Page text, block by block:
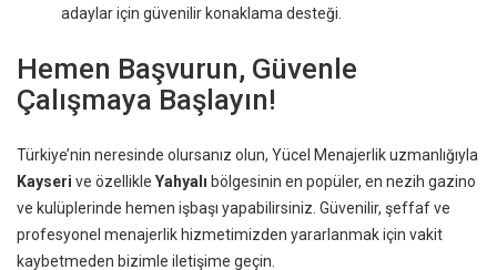
adaylar için güvenilir konaklama desteği.
Hemen Başvurun, Güvenle
Çalışmaya Başlayın!
Türkiye’nin neresinde olursanız olun, Yücel Menajerlik uzmanlığıyla
Kayseri ve özellikle Yahyalı bölgesinin en popüler, en nezih gazino
ve kulüplerinde hemen işbaşı yapabilirsiniz. Güvenilir, şeffaf ve
profesyonel menajerlik hizmetimizden yararlanmak için vakit
kaybetmeden bizimle iletişime geçin.